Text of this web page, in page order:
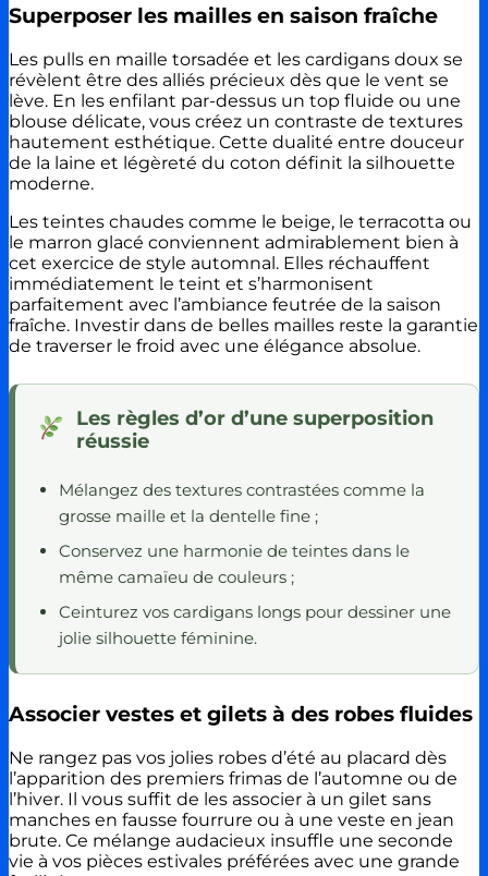
Superposer les mailles en saison fraîche
Les pulls en maille torsadée et les cardigans doux se
révèlent être des alliés précieux dès que le vent se
lève. En les enfilant par-dessus un top fluide ou une
blouse délicate, vous créez un contraste de textures
hautement esthétique. Cette dualité entre douceur
de la laine et légèreté du coton définit la silhouette
moderne.
Les teintes chaudes comme le beige, le terracotta ou
le marron glacé conviennent admirablement bien à
cet exercice de style automnal. Elles réchauffent
immédiatement le teint et s’harmonisent
parfaitement avec l’ambiance feutrée de la saison
fraîche. Investir dans de belles mailles reste la garantie
de traverser le froid avec une élégance absolue.
Les règles d’or d’une superposition
réussie
Mélangez des textures contrastées comme la
grosse maille et la dentelle fine ;
Conservez une harmonie de teintes dans le
même camaïeu de couleurs ;
Ceinturez vos cardigans longs pour dessiner une
jolie silhouette féminine.
Associer vestes et gilets à des robes fluides
Ne rangez pas vos jolies robes d’été au placard dès
l’apparition des premiers frimas de l’automne ou de
l’hiver. Il vous suffit de les associer à un gilet sans
manches en fausse fourrure ou à une veste en jean
brute. Ce mélange audacieux insuffle une seconde
vie à vos pièces estivales préférées avec une grande